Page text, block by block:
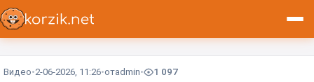
Видео 2-06-2026, 11:26 отadmin 1 097